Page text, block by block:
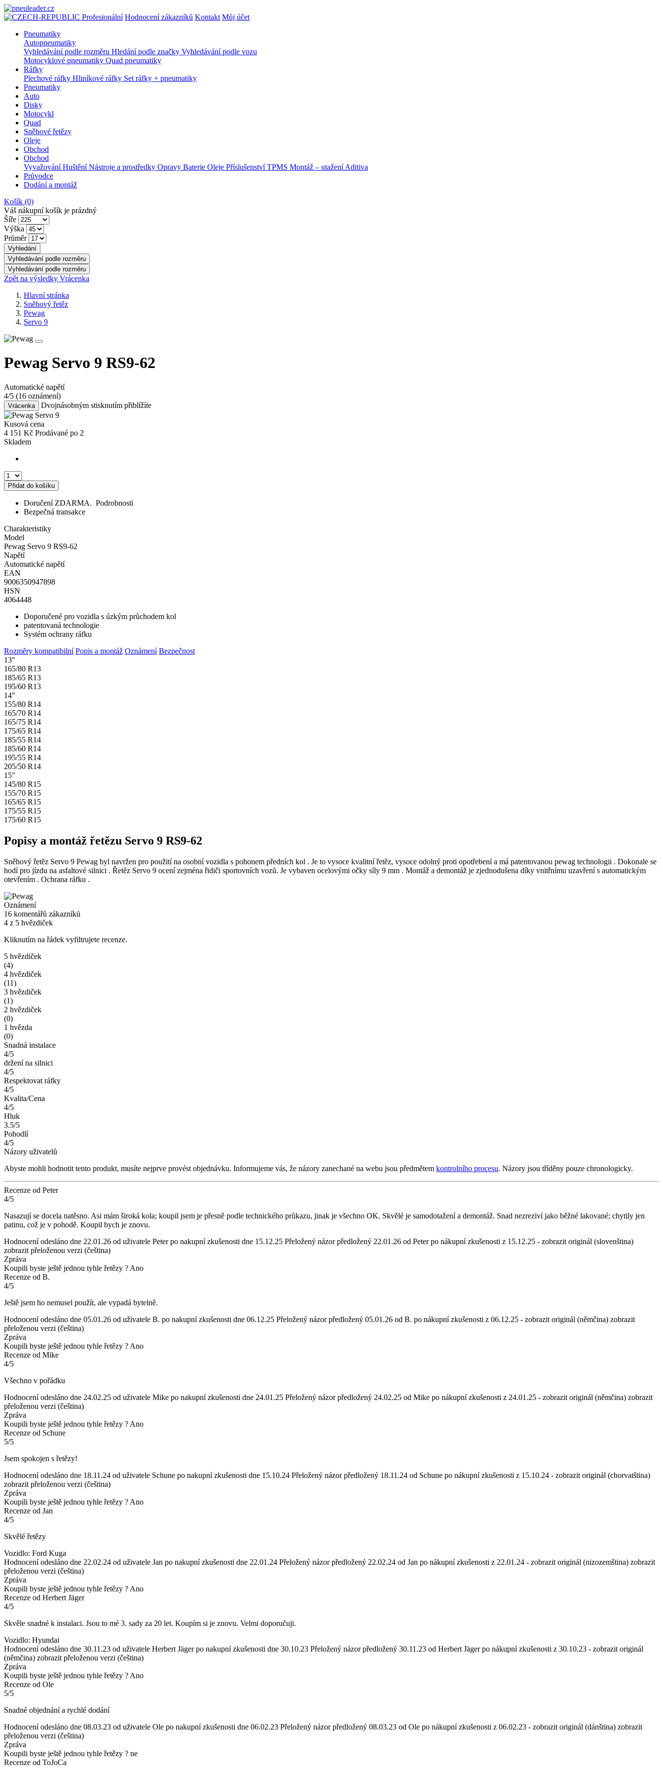
Profesionální Hodnocení zákazníků Kontakt Můj účet
Pneumatiky
Autopneumatiky
Vyhledávání podle rozměru Hledání podle značky Vyhledávání podle vozu
Motocyklové pneumatiky Quad pneumatiky
Ráfky
Plechové ráfky Hliníkové ráfky Set ráfky + pneumatiky
Pneumatiky
Auto
Disky
Motocykl
Quad
Sněhové řetězy
Oleje
Obchod
Obchod
VyvažováníHuštěníNástroje a prostředky Opravy Baterie Oleje PříslušenstvíTPMS Montáž – utaženíAditiva
Průvodce
Dodání a montáž
Košík (0)
Váš nákupní košík je prázdný
Šíře
Výška
Průměr
Vyhledání
Vyhledávání podle rozměru
Vyhledávání podle rozměru
Zpět na výsledky Vrácenka
Hlavní stránka
Sněhový řetěz
Pewag
Servo 9
Pewag Servo 9 RS9-62
Automatické napětí
4/5 (16 oznámení)
Vrácenka Dvojnásobným stisknutím přiblížíte
Kusová cena
4 151 Kč Prodávané po 2
Skladem
Přidat do košíku
Doručení ZDARMA. Podrobnosti
Bezpečná transakce
Charakteristiky
Model
Pewag Servo 9 RS9-62
Napětí
Automatické napětí
EAN
9006350947898
HSN
4064448
Doporučené pro vozidla s úzkým průchodem kol
patentovaná technologie
Systém ochrany ráfku
Rozměry kompatibilní Popis a montáž Oznámení Bezpečnost
13"
165/80 R13
185/65 R13
195/60 R13
14"
155/80 R14
165/70 R14
165/75 R14
175/65 R14
185/55 R14
185/60 R14
195/55 R14
205/50 R14
15"
145/80 R15
155/70 R15
165/65 R15
175/55 R15
175/60 R15
Popisy a montáž řetězu Servo 9 RS9-62
Sněhový řetěz Servo 9 Pewag byl navržen pro použití na osobní vozidla s pohonem předních kol . Je to vysoce kvalitní řetěz, vysoce odolný proti opotřebení a má patentovanou pewag technologii . Dokonale se
hodí pro jízdu na asfaltové silnici . Řetěz Servo 9 ocení zejména řidiči sportovních vozů. Je vybaven ocelovými očky síly 9 mm . Montáž a demontáž je zjednodušena díky vnitřnímu uzavření s automatickým
otevřením . Ochrana ráfku .
Oznámení
16 komentářů zákazníků
4 z 5 hvězdiček
Kliknutím na řádek vyfiltrujete recenze.
5 hvězdiček
(4)
4 hvězdiček
(11)
3 hvězdiček
(1)
2 hvězdiček
(0)
1 hvězda
(0)
Snadná instalace
4/5
držení na silnici
4/5
Respektovat ráfky
4/5
Kvalita/Cena
4/5
Hluk
3.5/5
Pohodlí
4/5
Názory uživatelů
Abyste mohli hodnotit tento produkt, musíte nejprve provést objednávku. Informujeme vás, že názory zanechané na webu jsou předmětem kontrolního procesu. Názory jsou tříděny pouze chronologicky.
Recenze od Peter
4/5
Nasazují se docela natěsno. Asi mám široká kola; koupil jsem je přesně podle technického průkazu, jinak je všechno OK. Skvělé je samodotažení a demontáž. Snad nezreziví jako běžné lakované; chytily jen
patinu, což je v pohodě. Koupil bych je znovu.
Hodnocení odesláno dne 22.01.26 od uživatele Peter po nakupní zkušenosti dne 15.12.25 Přeložený názor předložený 22.01.26 od Peter po nákupní zkušenosti z 15.12.25 - zobrazit originál (slovenština)
zobrazit přeloženou verzi (čeština)
Zpráva
Koupili byste ještě jednou tyhle řetězy ? Ano
Recenze od B.
4/5
Ještě jsem ho nemusel použít, ale vypadá bytelně.
Hodnocení odesláno dne 05.01.26 od uživatele B. po nakupní zkušenosti dne 06.12.25 Přeložený názor předložený 05.01.26 od B. po nákupní zkušenosti z 06.12.25 - zobrazit originál (němčina) zobrazit
přeloženou verzi (čeština)
Zpráva
Koupili byste ještě jednou tyhle řetězy ? Ano
Recenze od Mike
4/5
Všechno v pořádku
Hodnocení odesláno dne 24.02.25 od uživatele Mike po nakupní zkušenosti dne 24.01.25 Přeložený názor předložený 24.02.25 od Mike po nákupní zkušenosti z 24.01.25 - zobrazit originál (němčina) zobrazit
přeloženou verzi (čeština)
Zpráva
Koupili byste ještě jednou tyhle řetězy ? Ano
Recenze od Schune
5/5
Jsem spokojen s řetězy!
Hodnocení odesláno dne 18.11.24 od uživatele Schune po nakupní zkušenosti dne 15.10.24 Přeložený názor předložený 18.11.24 od Schune po nákupní zkušenosti z 15.10.24 - zobrazit originál (chorvatština)
zobrazit přeloženou verzi (čeština)
Zpráva
Koupili byste ještě jednou tyhle řetězy ? Ano
Recenze od Jan
4/5
Skvělé řetězy
Vozidlo: Ford Kuga
Hodnocení odesláno dne 22.02.24 od uživatele Jan po nakupní zkušenosti dne 22.01.24 Přeložený názor předložený 22.02.24 od Jan po nákupní zkušenosti z 22.01.24 - zobrazit originál (nizozemština) zobrazit
přeloženou verzi (čeština)
Zpráva
Koupili byste ještě jednou tyhle řetězy ? Ano
Recenze od Herbert Jäger
4/5
Skvěle snadné k instalaci. Jsou to mé 3. sady za 20 let. Koupím si je znovu. Velmi doporučuji.
Vozidlo: Hyundai
Hodnocení odesláno dne 30.11.23 od uživatele Herbert Jäger po nakupní zkušenosti dne 30.10.23 Přeložený názor předložený 30.11.23 od Herbert Jäger po nákupní zkušenosti z 30.10.23 - zobrazit originál
(němčina) zobrazit přeloženou verzi (čeština)
Zpráva
Koupili byste ještě jednou tyhle řetězy ? Ano
Recenze od Ole
5/5
Snadné objednání a rychlé dodání
Hodnocení odesláno dne 08.03.23 od uživatele Ole po nakupní zkušenosti dne 06.02.23 Přeložený názor předložený 08.03.23 od Ole po nákupní zkušenosti z 06.02.23 - zobrazit originál (dánština) zobrazit
přeloženou verzi (čeština)
Zpráva
Koupili byste ještě jednou tyhle řetězy ? ne
Recenze od ToJoCa